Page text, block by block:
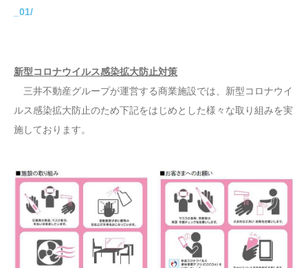
_01/
新型コロナウイルス感染拡大防止対策
三井不動産グループが運営する商業施設では、新型コロナウイ
ルス感染拡大防止のため下記をはじめとした様々な取り組みを実
施しております。